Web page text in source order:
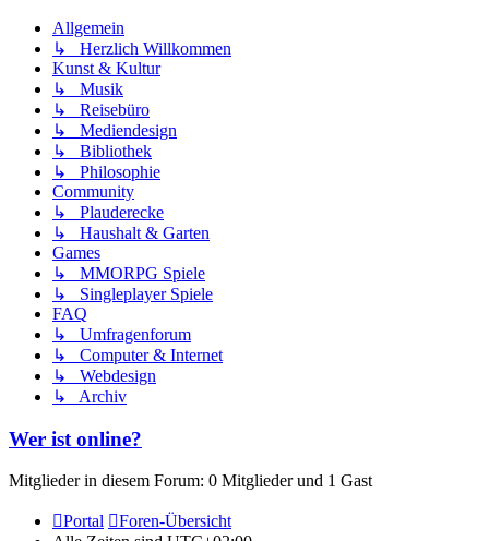
Allgemein
↳ Herzlich Willkommen
Kunst & Kultur
↳ Musik
↳ Reisebüro
↳ Mediendesign
↳ Bibliothek
↳ Philosophie
Community
↳ Plauderecke
↳ Haushalt & Garten
Games
↳ MMORPG Spiele
↳ Singleplayer Spiele
FAQ
↳ Umfragenforum
↳ Computer & Internet
↳ Webdesign
↳ Archiv
Wer ist online?
Mitglieder in diesem Forum: 0 Mitglieder und 1 Gast
Portal
Foren-Übersicht